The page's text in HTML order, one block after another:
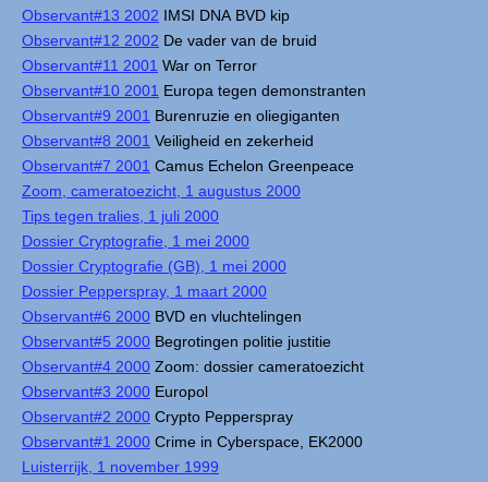
Observant#13 2002 IMSI DNA BVD kip
Observant#12 2002 De vader van de bruid
Observant#11 2001 War on Terror
Observant#10 2001 Europa tegen demonstranten
Observant#9 2001 Burenruzie en oliegiganten
Observant#8 2001 Veiligheid en zekerheid
Observant#7 2001 Camus Echelon Greenpeace
Zoom, cameratoezicht, 1 augustus 2000
Tips tegen tralies, 1 juli 2000
Dossier Cryptografie, 1 mei 2000
Dossier Cryptografie (GB), 1 mei 2000
Dossier Pepperspray, 1 maart 2000
Observant#6 2000 BVD en vluchtelingen
Observant#5 2000 Begrotingen politie justitie
Observant#4 2000 Zoom: dossier cameratoezicht
Observant#3 2000 Europol
Observant#2 2000 Crypto Pepperspray
Observant#1 2000 Crime in Cyberspace, EK2000
Luisterrijk, 1 november 1999